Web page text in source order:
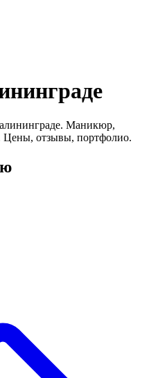
Маникюр,
Цены, отзывы, портфолио.